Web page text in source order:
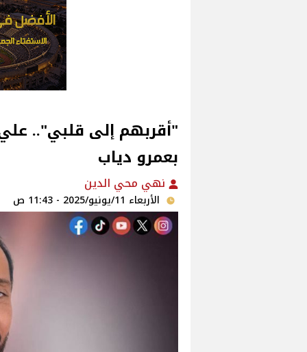
"أقربهم إلى قلبي"..
بعمرو دياب
نهي محي الدين
الأربعاء 11/يونيو/2025 - 11:43 ص